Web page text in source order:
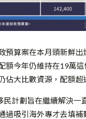
預算案在本月頭新鮮出
額今年仍維持在19萬這
佔大比數資源，配額超
民計劃旨在繼續解決一
過吸引海外專才去填補